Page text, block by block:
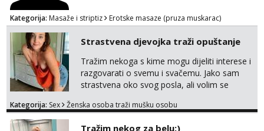
Kategorija: Masaže i striptiz Erotske masaze (pruza muskarac)
Strastvena djevojka traži opuštanje
Tražim nekoga s kime mogu dijeliti interese i
razgovarati o svemu i svačemu. Jako sam
strastvena oko svog posla, ali volim se
Voljela bi naci nekoga pa da se nemoram
Kategorija: Sex Ženska osoba traži mušku osobu
Tražim nekog za belu:)